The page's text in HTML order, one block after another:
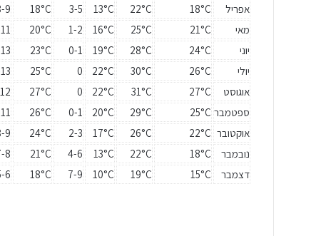
אפריל
18°C
22°C
13°C
3-5
18°C
9
מאי
21°C
25°C
16°C
1-2
20°C
יוני
24°C
28°C
19°C
0-1
23°C
יולי
26°C
30°C
22°C
0
25°C
אוגוסט
27°C
31°C
22°C
0
27°C
ספטמבר 25°C
29°C
20°C
0-1
26°C
אוקטובר 22°C
26°C
17°C
2-3
24°C
9
נובמבר
18°C
22°C
13°C
4-6
21°C
8
דצמבר
15°C
19°C
10°C
7-9
18°C
6